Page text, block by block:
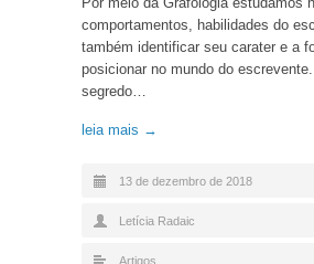
comportamentos, habilidades do
também identificar seu carater e a
posicionar no mundo do
segredo…
leia mais →
13 de dezembro de 2018
Letícia Radaic
Artigos